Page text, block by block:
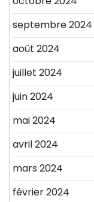
septembre 2024
août 2024
juillet 2024
juin 2024
mai 2024
avril 2024
mars 2024
février 2024